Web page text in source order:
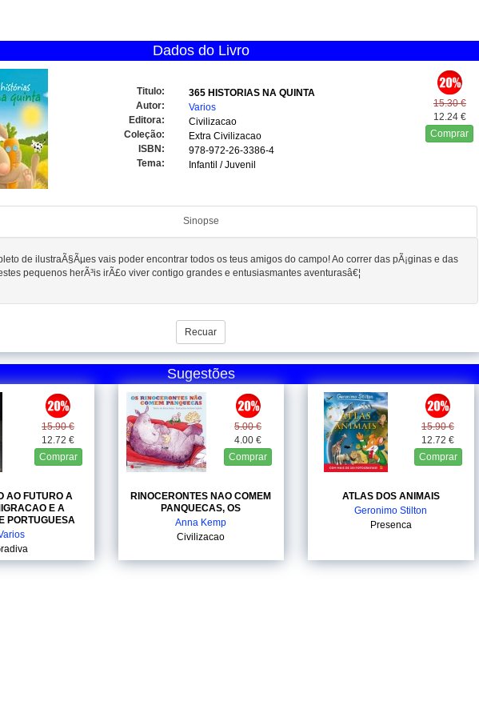
Dados do Livro
15.30 €
12.24 €
Comprar
Titulo:
365 HISTORIAS NA QUINTA
Autor:
Varios
Editora:
Civilizacao
Coleção:
Extra Civilizacao
ISBN:
978-972-26-3386-4
Tema:
Infantil / Juvenil
Sinopse
de ilustraÃ§Ãµes vais poder encontrar todos os teus amigos do campo! Ao correr das pÃ¡ginas e das
pequenos herÃ³is irÃ£o viver contigo grandes e entusiasmantes aventurasâ€¦
Recuar
Sugestões
15.90 €
12.72 €
Comprar
AO FUTURO A
E A
PORTUGUESA
5.00 €
4.00 €
Comprar
RINOCERONTES NAO COMEM
PANQUECAS, OS
Anna Kemp
Civilizacao
15.90 €
12.72 €
Comprar
ATLAS DOS ANIMAIS
Geronimo Stilton
Presenca